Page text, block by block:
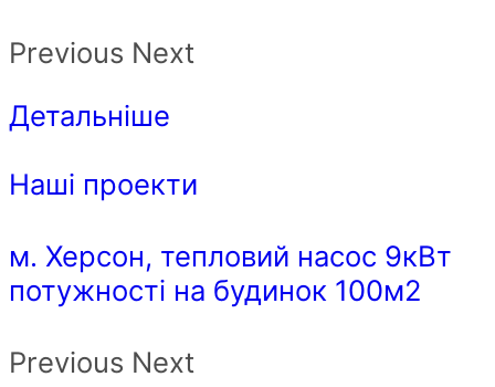
Previous Next
Детальніше
Наші проекти
м. Херсон, тепловий насос 9кВт
потужності на будинок 100м2
Previous Next